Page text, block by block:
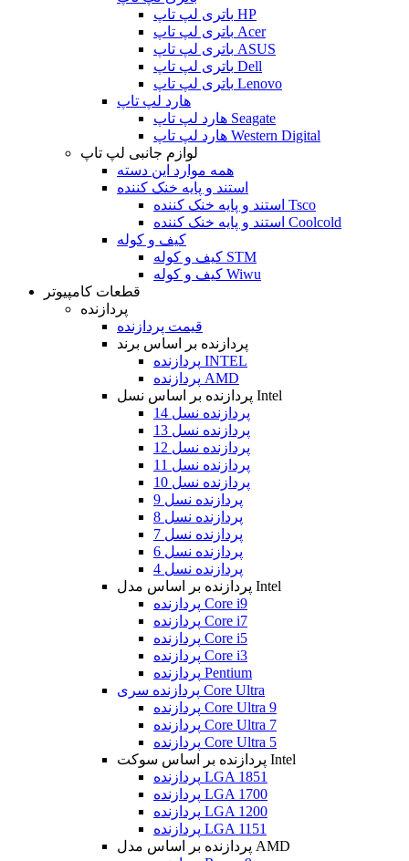
باتری لپ تاپ HP
باتری لپ تاپ Acer
باتری لپ تاپ ASUS
باتری لپ تاپ Dell
باتری لپ تاپ Lenovo
هارد لپ تاپ
هارد لپ تاپ Seagate
هارد لپ تاپ Western Digital
لوازم جانبی لپ تاپ
همه موارد این دسته
استند و پایه خنک کننده
استند و پایه خنک کننده Tsco
استند و پایه خنک کننده Coolcold
کیف و کوله
کیف و کوله STM
کیف و کوله Wiwu
قطعات کامپیوتر
پردازنده
قیمت پردازنده
پردازنده بر اساس برند
پردازنده INTEL
پردازنده AMD
پردازنده بر اساس نسل Intel
پردازنده نسل 14
پردازنده نسل 13
پردازنده نسل 12
پردازنده نسل 11
پردازنده نسل 10
پردازنده نسل 9
پردازنده نسل 8
پردازنده نسل 7
پردازنده نسل 6
پردازنده نسل 4
پردازنده بر اساس مدل Intel
پردازنده Core i9
پردازنده Core i7
پردازنده Core i5
پردازنده Core i3
پردازنده Pentium
پردازنده سری Core Ultra
پردازنده Core Ultra 9
پردازنده Core Ultra 7
پردازنده Core Ultra 5
پردازنده بر اساس سوکت Intel
پردازنده LGA 1851
پردازنده LGA 1700
پردازنده LGA 1200
پردازنده LGA 1151
پردازنده بر اساس مدل AMD